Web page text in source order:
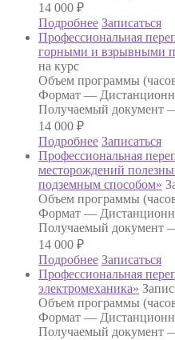
14 000 ₽
Подробнее Записаться
Профессиональная
горными и взрывными
на курс
Объем программы
Формат —
Получаемый документ
14 000 ₽
Подробнее Записаться
Профессиональная
месторождений
подземным способом»
Объем программы
Формат —
Получаемый документ
14 000 ₽
Подробнее Записаться
Профессиональная
электромеханика»
Объем программы
Формат —
Получаемый документ